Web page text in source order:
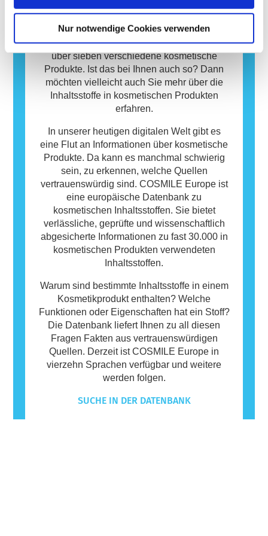
Nur notwendige Cookies verwenden
Personen nicht sicher ist.
essenzielle Rolle in unserem Alltag.
Im Durchschnitt verwenden die europäischen
Verbraucherinnen und Verbraucher täglich
über sieben verschiedene kosmetische
Produkte. Ist das bei Ihnen auch so? Dann
möchten vielleicht auch Sie mehr über die
Inhaltsstoffe in kosmetischen Produkten
erfahren.
In unserer heutigen digitalen Welt gibt es
eine Flut an Informationen über kosmetische
Produkte. Da kann es manchmal schwierig
sein, zu erkennen, welche Quellen
vertrauenswürdig sind. COSMILE Europe ist
eine europäische Datenbank zu
kosmetischen Inhaltsstoffen. Sie bietet
verlässliche, geprüfte und wissenschaftlich
abgesicherte Informationen zu fast 30.000 in
kosmetischen Produkten verwendeten
Inhaltsstoffen.
Warum sind bestimmte Inhaltsstoffe in einem
Kosmetikprodukt enthalten? Welche
Funktionen oder Eigenschaften hat ein Stoff?
Die Datenbank liefert Ihnen zu all diesen
Fragen Fakten aus vertrauenswürdigen
Quellen. Derzeit ist COSMILE Europe in
vierzehn Sprachen verfügbar und weitere
werden folgen.
SUCHE IN DER DATENBANK